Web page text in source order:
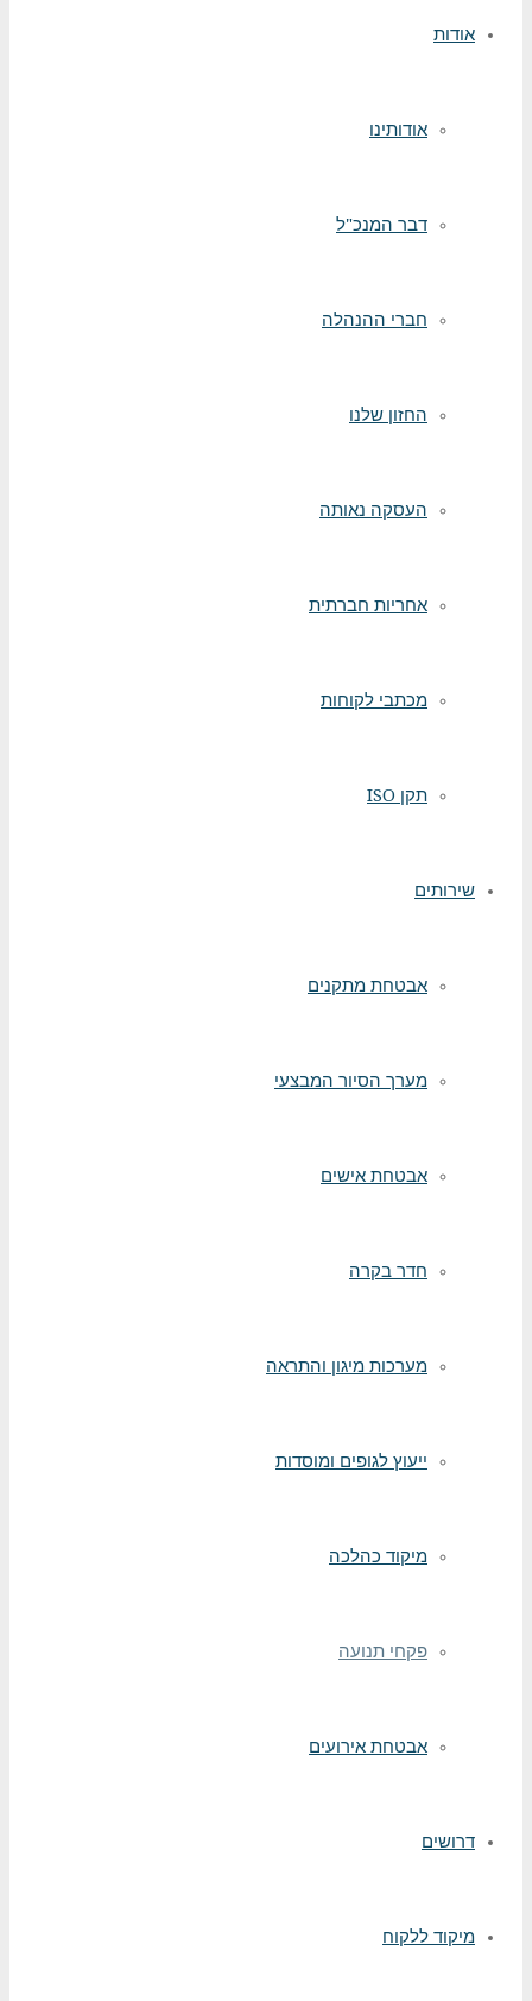
אודות
אודותינו
דבר המנכ"ל
חברי ההנהלה
החזון שלנו
העסקה נאותה
אחריות חברתית
מכתבי לקוחות
תקן ISO
שירותים
אבטחת מתקנים
מערך הסיור המבצעי
אבטחת אישים
חדר בקרה
מערכות מיגון והתראה
ייעוץ לגופים ומוסדות
מיקוד כהלכה
פקחי תנועה
אבטחת אירועים
דרושים
מיקוד ללקוח